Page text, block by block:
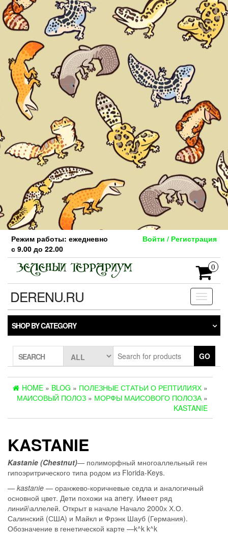
Skip
the
content
Режим работы: ежедневно
с 9.00 до 22.00
Войти / Регистрация
0
Toggle
DERENU.RU
SHOP BY CATEGORY
SEARCH GO
HOME » BLOG » ПОЛЕЗНЫЕ СТАТЬИ О РЕПТИЛИЯХ »
МАИСОВЫЙ ПОЛОЗ » МОРФЫ МАИСОВОГО ПОЛОЗА »
KASTANIE
KASTANIE
Kastanie (Chestnut)— полиморфный многоаллельный ген
гипоэритрического типа родом из Florida-Keys.
— kastanie — оранжево-коричневые седла и аналогичный
основной цвет. Дети похожи на anery. Имеет ряд
линий\аллелей. Открыт в начале Начало 2000х Х.О.
Салинский (США) и Майкл и Фрэнк Шауб (Германия).
Обозначение в генетической карте —k^k k^k